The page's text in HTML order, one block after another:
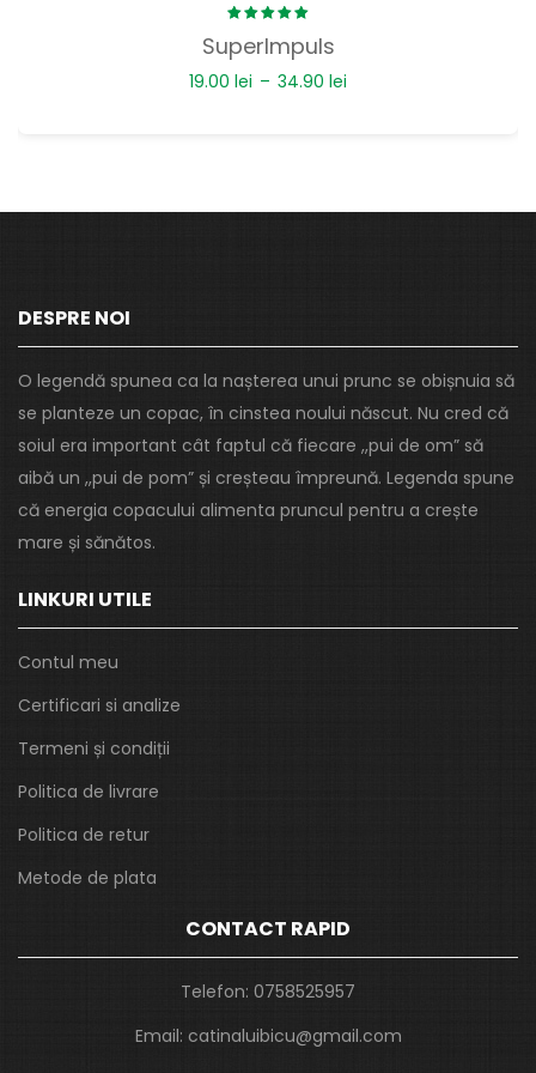
5.00 out
SuperImpuls
19.00 lei – 34.90 lei
DESPRE NOI
O legendă spunea ca la nașterea unui prunc se obișnuia să
se planteze un copac, în cinstea noului născut. Nu cred că
soiul era important cât faptul că fiecare ,,pui de om” să
aibă un ,,pui de pom” și creșteau împreună. Legenda spune
că energia copacului alimenta pruncul pentru a crește
mare și sănătos.
LINKURI UTILE
Contul meu
Certificari si analize
Termeni și condiții
Politica de livrare
Politica de retur
Metode de plata
CONTACT RAPID
Telefon: 0758525957
Email: catinaluibicu@gmail.com